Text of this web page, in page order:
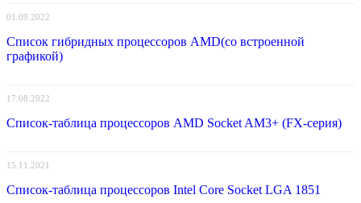
01.09.2022
Список гибридных процессоров AMD(со встроенной
графикой)
17.08.2022
Список-таблица процессоров AMD Socket AM3+ (FX-серия)
15.11.2021
Список-таблица процессоров Intel Core Socket LGA 1851